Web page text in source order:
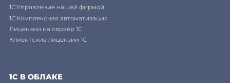
1С:Управление нашей фирмой
1С:Комплексная автоматизация
Лицензии на сервер 1С
Клиентские лицензии 1С
1С В ОБЛАКЕ